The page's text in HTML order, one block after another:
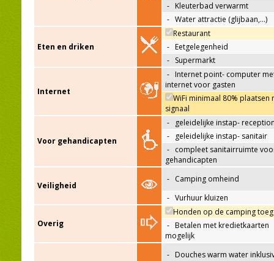
- Kleuterbad verwarmt
- Water attractie (glijbaan,…)
Eten en driken
Restaurant
- Eetgelegenheid
- Supermarkt
Internet
- Internet point- computer
internet voor gasten
WiFi minimaal 80% plaatsen
signaal
Voor gehandicapten
-
geleidelijke instap-
-
geleidelijke instap- sanitair
- compleet sanitairruimte
gehandicapten
Veiligheid
- Camping omheind
- Vurhuur kluizen
Overig
Honden op de camping
- Betalen met kredietkaarten
mogelijk
- Douches warm water